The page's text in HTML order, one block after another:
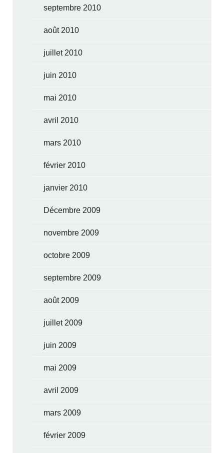
septembre 2010
août 2010
juillet 2010
juin 2010
mai 2010
avril 2010
mars 2010
février 2010
janvier 2010
Décembre 2009
novembre 2009
octobre 2009
septembre 2009
août 2009
juillet 2009
juin 2009
mai 2009
avril 2009
mars 2009
février 2009